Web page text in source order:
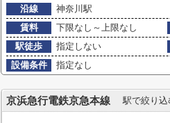
沿線
神奈川駅
賃料
下限なし～上限なし
駅徒歩
指定しない
設備条件
指定なし
京浜急行電鉄京急本線 駅で絞り込